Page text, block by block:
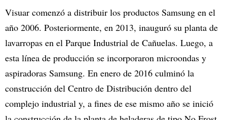
Visuar comenzó a distribuir los productos Samsung en el
año 2006. Posteriormente, en 2013, inauguró su planta de
lavarropas en el Parque Industrial de Cañuelas. Luego, a
esta línea de producción se incorporaron microondas y
aspiradoras Samsung. En enero de 2016 culminó la
construcción del Centro de Distribución dentro del
complejo industrial y, a fines de ese mismo año se inició